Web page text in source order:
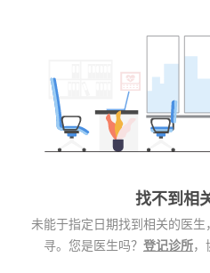
找不到相
未能于指定日期找到相关的医
寻。您是医生吗？ 登记诊所，